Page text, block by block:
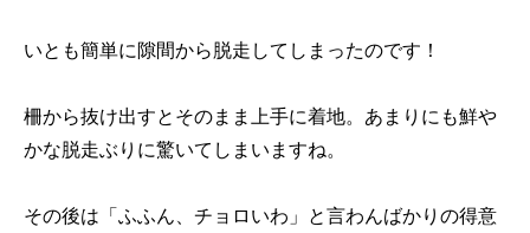
いとも簡単に隙間から脱走してしまったのです！
柵から抜け出すとそのまま上手に着地。あまりにも鮮や
かな脱走ぶりに驚いてしまいますね。
その後は「ふふん、チョロいわ」と言わんばかりの得意